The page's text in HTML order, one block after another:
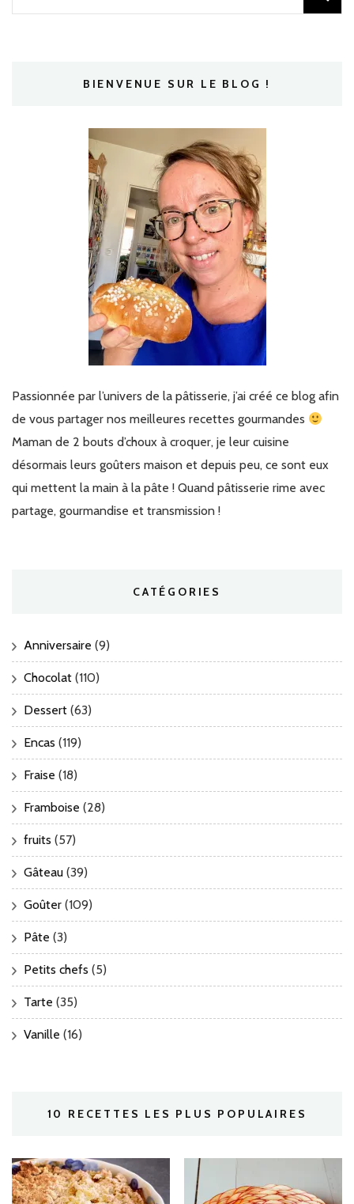
BIENVENUE SUR LE BLOG !
Passionnée par l’univers de la pâtisserie, j’ai créé ce blog afin
de vous partager nos meilleures recettes gourmandes
Maman de 2 bouts d’choux à croquer, je leur cuisine
désormais leurs goûters maison et depuis peu, ce sont eux
qui mettent la main à la pâte ! Quand pâtisserie rime avec
partage, gourmandise et transmission !
CATÉGORIES
Anniversaire (9)
Chocolat (110)
Dessert (63)
Encas (119)
Fraise (18)
Framboise (28)
fruits (57)
Gâteau (39)
Goûter (109)
Pâte (3)
Petits chefs (5)
Tarte (35)
Vanille (16)
10 RECETTES LES PLUS POPULAIRES